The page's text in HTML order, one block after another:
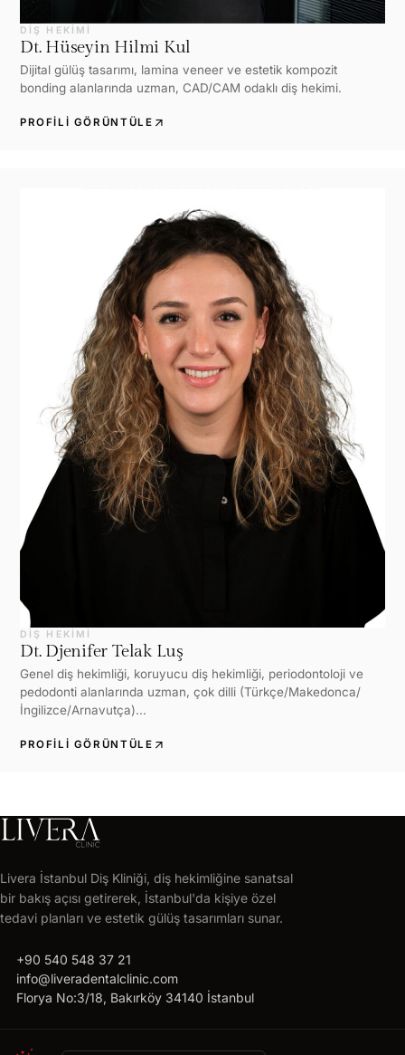
DIŞ HEKIMI
Dt. Hüseyin Hilmi Kul
Dijital gülüş tasarımı, lamina veneer ve estetik kompozit
bonding alanlarında uzman, CAD/CAM odaklı diş hekimi.
PROFILI GÖRÜNTÜLE arrow_outward
DIŞ HEKIMI
Dt. Djenifer Telak Luş
Genel diş hekimliği, koruyucu diş hekimliği, periodontoloji ve
pedodonti alanlarında uzman, çok dilli (Türkçe/Makedonca/
İngilizce/Arnavutça)...
PROFILI GÖRÜNTÜLE arrow_outward
Livera İstanbul Diş Kliniği, diş hekimliğine sanatsal
bir bakış açısı getirerek, İstanbul'da kişiye özel
tedavi planları ve estetik gülüş tasarımları sunar.
+90 540 548 37 21
info@liveradentalclinic.com
Florya No:3/18, Bakırköy 34140 İstanbul